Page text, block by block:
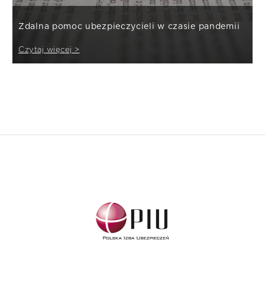
Zdalna pomoc ubezpieczycieli w czasie pandemii
Czytaj więcej >